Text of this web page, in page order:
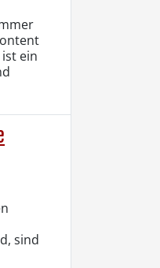
ein
sind